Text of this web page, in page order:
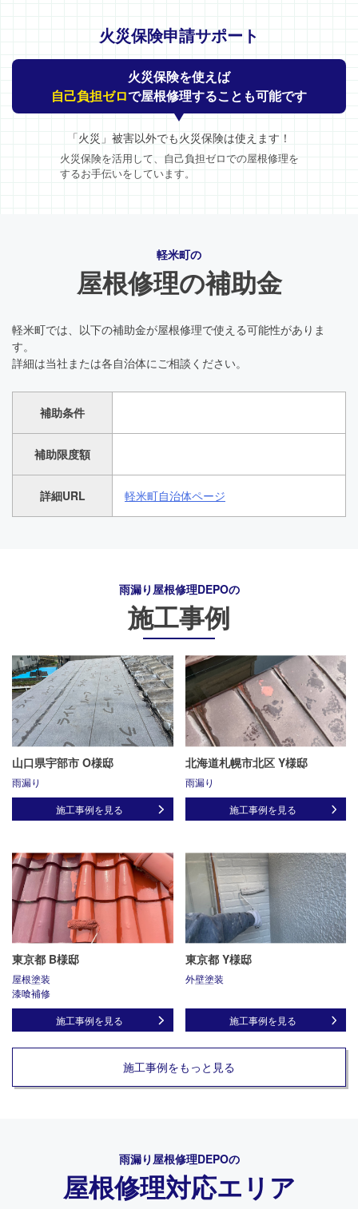
火災保険申請サポート
火災保険を使えば
自己負担ゼロで屋根修理することも可能です
「火災」被害以外でも火災保険は使えます！
火災保険を活用して、自己負担ゼロでの屋根修理を
するお手伝いをしています。
軽米町の
屋根修理の補助金
軽米町では、以下の補助金が屋根修理で使える可能性がありま
す。
詳細は当社または各自治体にご相談ください。
補助条件
補助限度額
詳細URL 軽米町自治体ページ
雨漏り屋根修理DEPOの
施工事例
山口県宇部市 O様邸
雨漏り
施工事例を見る
北海道札幌市北区 Y様邸
雨漏り
施工事例を見る
東京都 B様邸
屋根塗装
漆喰補修
施工事例を見る
東京都 Y様邸
外壁塗装
施工事例を見る
施工事例をもっと見る
雨漏り屋根修理DEPOの
屋根修理対応エリア